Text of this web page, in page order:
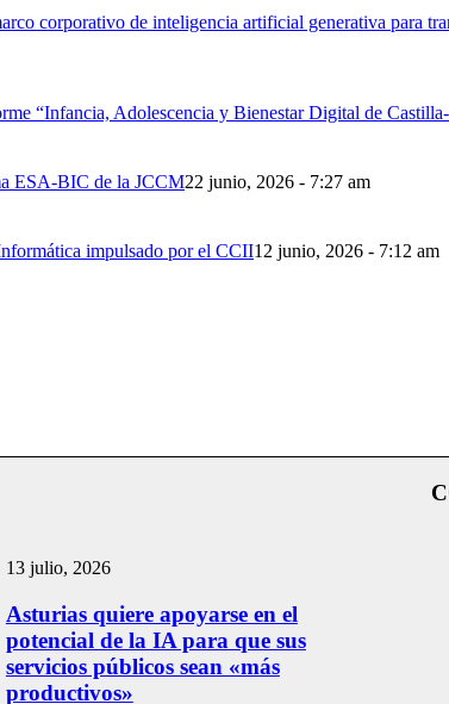
corporativo de inteligencia artificial generativa para
“Infancia, Adolescencia y Bienestar Digital de
ESA-BIC de la JCCM22 junio, 2026 - 7:27 am
impulsado por el CCII12 junio, 2026 - 7:12 am
13 julio, 2026
Asturias quiere apoyarse en el
potencial de la IA para que sus
servicios públicos sean «más
productivos»